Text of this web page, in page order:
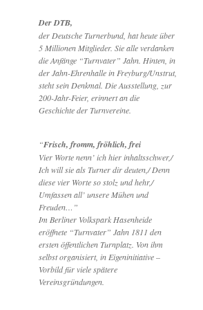
Der DTB,
der Deutsche Turnerbund, hat heute über
5 Millionen Mitglieder. Sie alle verdanken
die Anfänge “Turnvater” Jahn. Hinten, in
der Jahn-Ehrenhalle in Freyburg/Unstrut,
steht sein Denkmal. Die Ausstellung, zur
200-Jahr-Feier, erinnert an die
Geschichte der Turnvereine.
“Frisch, fromm, fröhlich, frei
Vier Worte nenn’ ich hier inhaltsschwer,/
Ich will sie als Turner dir deuten,/ Denn
diese vier Worte so stolz und hehr,/
Umfassen all’ unsere Mühen und
Freuden…”
Im Berliner Volkspark Hasenheide
eröffnete “Turnvater” Jahn 1811 den
ersten öffentlichen Turnplatz. Von ihm
selbst organisiert, in Eigeninitiative –
Vorbild für viele spätere
Vereinsgründungen.